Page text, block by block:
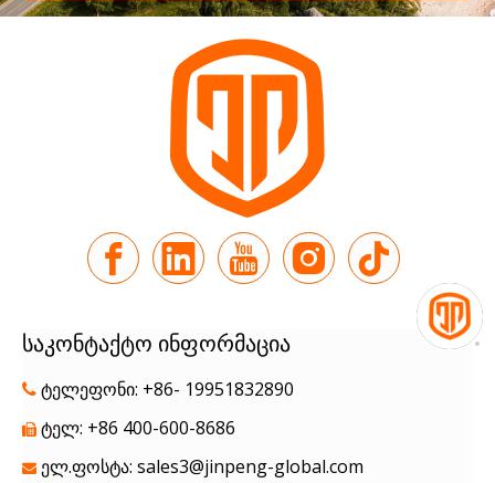
გუნდს
საკონტაქტო ინფორმაცია
 ტელეფონი: +86- 19951832890
 ტელ: +86 400-600-8686
 ელ.ფოსტა: sales3@jinpeng-global.com